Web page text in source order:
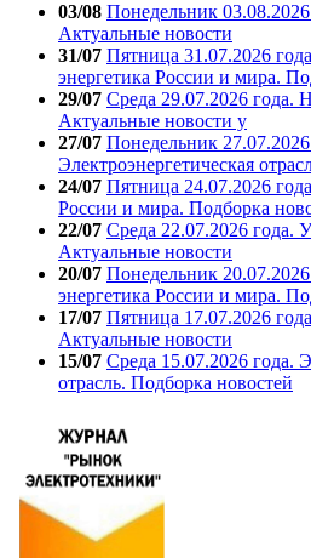
03/08 Понедельник 03.08.2026
Актуальные новости
31/07 Пятница 31.07.2026
энергетика России и мира.
29/07 Среда 29.07.2026 года.
Актуальные новости у
27/07 Понедельник 27.07.2026
Электроэнергетическая
24/07 Пятница 24.07.2026
России и мира. Подборка
22/07 Среда 22.07.2026 года.
Актуальные новости
20/07 Понедельник
энергетика России и мира.
17/07 Пятница 17.07.2026
Актуальные новости
15/07 Среда 15.07.2026 года.
отрасль. Подборка новостей